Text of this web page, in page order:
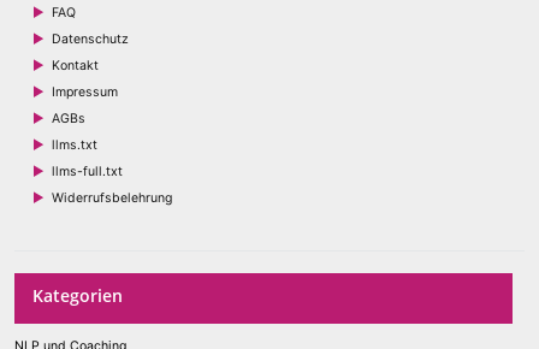
FAQ
Datenschutz
Kontakt
Impressum
AGBs
llms.txt
llms-full.txt
Widerrufsbelehrung
Kategorien
NLP und Coaching